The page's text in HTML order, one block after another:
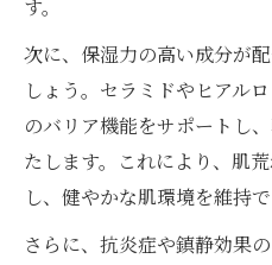
択肢
プチプラで叶える
肌荒れと乾燥を防
す。
次に、保湿力の高い成分が
しょう。セラミドやヒアル
のバリア機能をサポートし
たします。これにより、肌
し、健やかな肌環境を維持で
さらに、抗炎症や鎮静効果